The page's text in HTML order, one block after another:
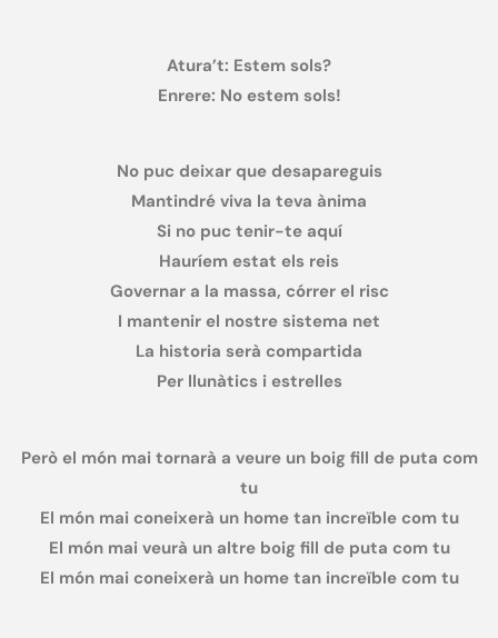
Atura’t: Estem sols?
Enrere: No estem sols!
No puc deixar que desapareguis
Mantindré viva la teva ànima
Si no puc tenir-te aquí
Hauríem estat els reis
Governar a la massa, córrer el risc
I mantenir el nostre sistema net
La historia serà compartida
Per llunàtics i estrelles
Però el món mai tornarà a veure un boig fill de puta com
tu
El món mai coneixerà un home tan increïble com tu
El món mai veurà un altre boig fill de puta com tu
El món mai coneixerà un home tan increïble com tu